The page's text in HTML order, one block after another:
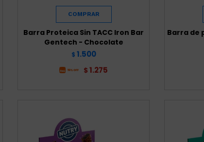
Barra Proteica Sin TACC Iron Bar
Gentech - Chocolate
$ 1.500
$ 1.275
Barra de